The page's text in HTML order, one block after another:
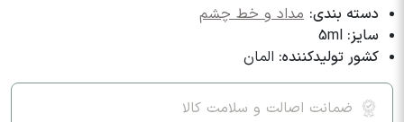
دسته بندی: مداد و خط چشم
سایز: 5ml
کشور تولیدکننده: المان
ضمانت اصالت و سلامت کالا